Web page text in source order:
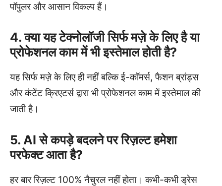
पॉपुलर और आसान विकल्प हैं।
4. क्या यह टेक्नोलॉजी सिर्फ मज़े के लिए है या
प्रोफेशनल काम में भी इस्तेमाल होती है?
यह सिर्फ मज़े के लिए ही नहीं बल्कि ई-कॉमर्स, फैशन ब्रांड्स
और कंटेंट क्रिएटर्स द्वारा भी प्रोफेशनल काम में इस्तेमाल की
जाती है।
5. AI से कपड़े बदलने पर रिज़ल्ट हमेशा
परफेक्ट आता है?
हर बार रिज़ल्ट 100% नैचुरल नहीं होता। कभी-कभी ड्रेस